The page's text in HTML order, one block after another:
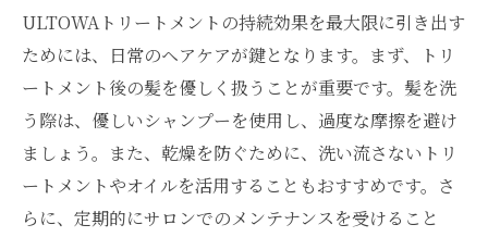
由を探る
美髪の新常識を創るULTOWAトリートメン
ト
ULTOWAトリートメントで銀座の街に溶け込む
輝きを
銀座の街に溶け込むULTOWAトリートメン
トの魅力
ULTOWAトリートメントの持続効果を最大限に引き出す
ためには、日常のヘアケアが鍵となります。まず、トリ
ートメント後の髪を優しく扱うことが重要です。髪を洗
う際は、優しいシャンプーを使用し、過度な摩擦を避け
ましょう。また、乾燥を防ぐために、洗い流さないトリ
ートメントやオイルを活用することもおすすめです。さ
らに、定期的にサロンでのメンテナンスを受けること